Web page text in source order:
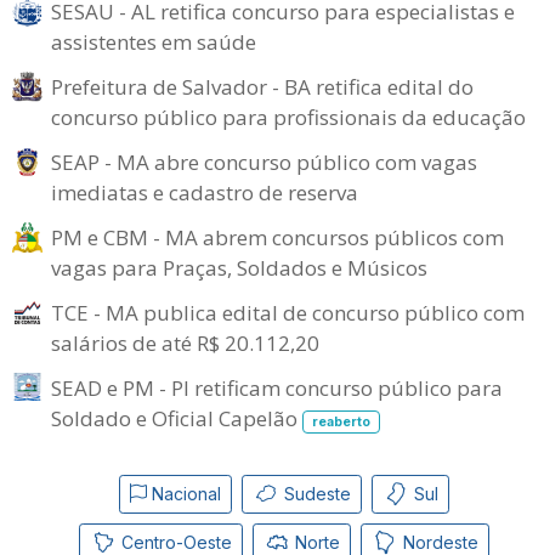
SESAU - AL retifica concurso para especialistas e
assistentes em saúde
Prefeitura de Salvador - BA retifica edital do
concurso público para profissionais da educação
SEAP - MA abre concurso público com vagas
imediatas e cadastro de reserva
PM e CBM - MA abrem concursos públicos com
vagas para Praças, Soldados e Músicos
TCE - MA publica edital de concurso público com
salários de até R$ 20.112,20
SEAD e PM - PI retificam concurso público para
Soldado e Oficial Capelão
reaberto
Nacional Sudeste Sul
Centro-Oeste Norte Nordeste